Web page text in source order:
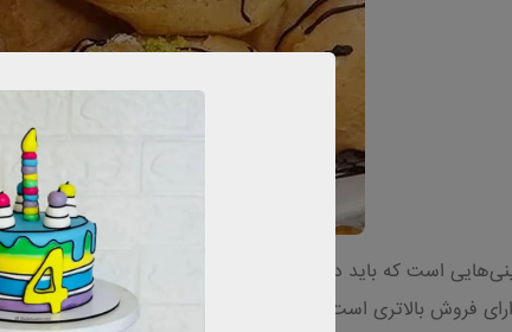
است که باید در لیست معرفی شناخته شده ترین شیرینی
فروش بالاتری است.